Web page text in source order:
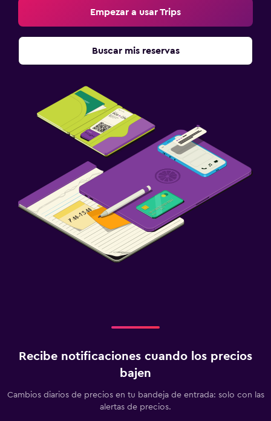
Empezar a usar Trips
Buscar mis reservas
Recibe notificaciones cuando los precios
bajen
Cambios diarios de precios en tu bandeja de entrada: solo con las
alertas de precios.